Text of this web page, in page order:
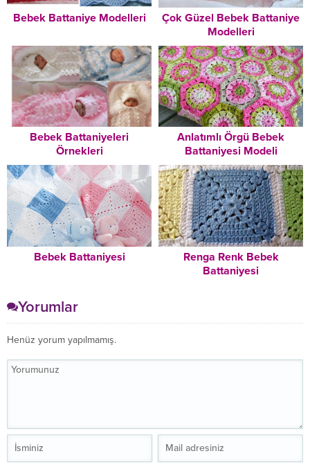
Bebek Battaniye Modelleri
Çok Güzel Bebek Battaniye
Modelleri
Bebek Battaniyeleri
Örnekleri
Anlatımlı Örgü Bebek
Battaniyesi Modeli
Bebek Battaniyesi
Renga Renk Bebek
Battaniyesi
Yorumlar
Henüz yorum yapılmamış.